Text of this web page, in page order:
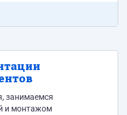
занимаемся
и монтажом